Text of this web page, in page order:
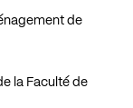
de
la Faculté de